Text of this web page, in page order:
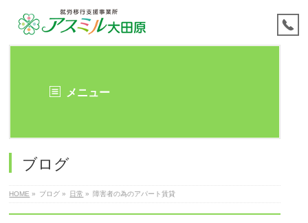
メニュー
ブログ
HOME » ブログ » 日常 » 障害者の為のアパート賃貸